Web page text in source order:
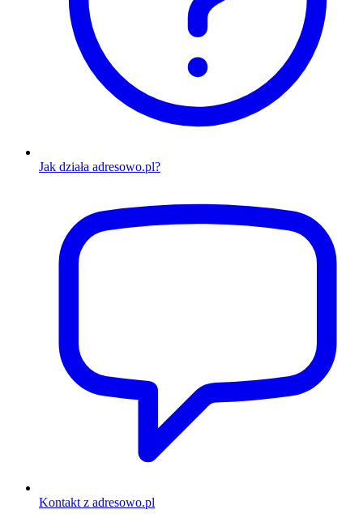
Jak działa adresowo.pl?
Kontakt z adresowo.pl